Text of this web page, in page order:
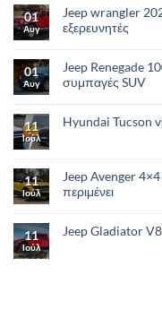
01
Αυγ
Jeep wrangler
εξερευνητές
01
Αυγ
Jeep Renegade
συμπαγές SUV
11
Ιούλ
Hyundai Tucson
11
Ιούλ
Jeep Avenger
περιμένει
11
Ιούλ
Jeep Gladiator